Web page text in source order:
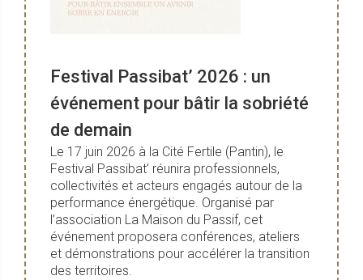
Festival Passibat’ 2026 : un
événement pour bâtir la sobriété
de demain
Le 17 juin 2026 à la Cité Fertile (Pantin), le
Festival Passibat’ réunira professionnels,
collectivités et acteurs engagés autour de la
performance énergétique. Organisé par
l’association La Maison du Passif, cet
événement proposera conférences, ateliers
et démonstrations pour accélérer la transition
des territoires.